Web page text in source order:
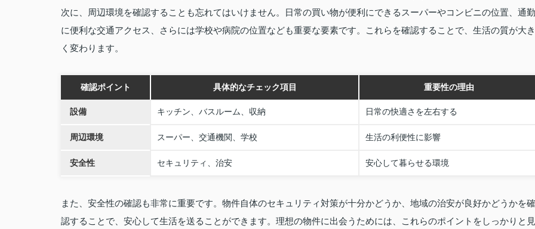
次に、周辺環境を確認することも忘れてはいけません。日常の買い物が便利にできるスーパーやコンビニの位置、通勤
に便利な交通アクセス、さらには学校や病院の位置なども重要な要素です。これらを確認することで、生活の質が大き
く変わります。
確認ポイント 具体的なチェック項目 重要性の理由
設備 キッチン、バスルーム、収納 日常の快適さを左右する
周辺環境 スーパー、交通機関、学校 生活の利便性に影響
安全性 セキュリティ、治安 安心して暮らせる環境
また、安全性の確認も非常に重要です。物件自体のセキュリティ対策が十分かどうか、地域の治安が良好かどうかを確
認することで、安心して生活を送ることができます。理想の物件に出会うためには、これらのポイントをしっかりと見